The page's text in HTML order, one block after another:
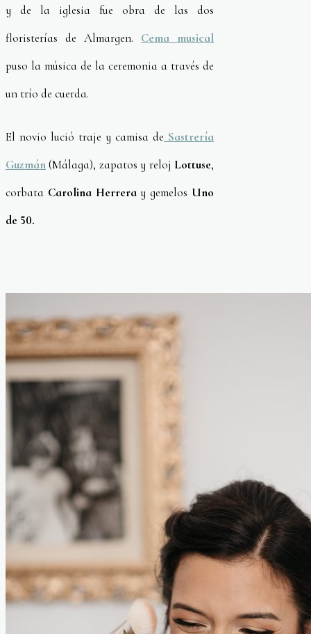
y de la iglesia fue obra de las dos
floristerías de Almargen. Cema musical
puso la música de la ceremonia a través de
un trío de cuerda.
El novio lució traje y camisa de Sastrería
Guzmán(Málaga), zapatos y reloj Lottuse,
corbata Carolina Herreray gemelos Uno
de 50.